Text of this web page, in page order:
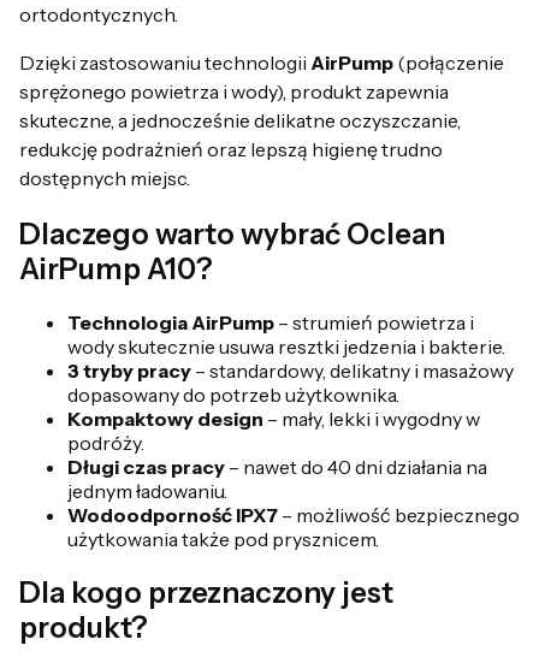
ortodontycznych.
Dzięki zastosowaniu technologii AirPump (połączenie
sprężonego powietrza i wody), produkt zapewnia
skuteczne, a jednocześnie delikatne oczyszczanie,
redukcję podrażnień oraz lepszą higienę trudno
dostępnych miejsc.
Dlaczego warto wybrać Oclean
AirPump A10?
Technologia AirPump – strumień powietrza i
wody skutecznie usuwa resztki jedzenia i bakterie.
3 tryby pracy – standardowy, delikatny i masażowy
dopasowany do potrzeb użytkownika.
Kompaktowy design – mały, lekki i wygodny w
podróży.
Długi czas pracy – nawet do 40 dni działania na
jednym ładowaniu.
Wodoodporność IPX7 – możliwość bezpiecznego
użytkowania także pod prysznicem.
Dla kogo przeznaczony jest
produkt?